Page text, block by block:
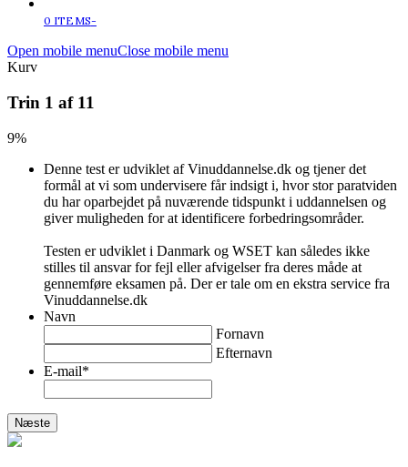
0 ITEMS-
Open mobile menuClose mobile menu
Kurv
Trin 1 af 11
9%
Denne test er udviklet af Vinuddannelse.dk og tjener det
formål at vi som undervisere får indsigt i, hvor stor paratviden
du har oparbejdet på nuværende tidspunkt i uddannelsen og
giver muligheden for at identificere forbedringsområder.
Testen er udviklet i Danmark og WSET kan således ikke
stilles til ansvar for fejl eller afvigelser fra deres måde at
gennemføre eksamen på. Der er tale om en ekstra service fra
Vinuddannelse.dk
Navn
Fornavn
Efternavn
E-mail*